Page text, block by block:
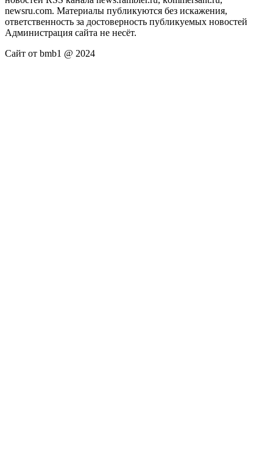
newsru.com. Материалы публикуются без искажения,
ответственность за достоверность публикуемых новостей
Администрация сайта не несёт.
Сайт от bmb1 @ 2024